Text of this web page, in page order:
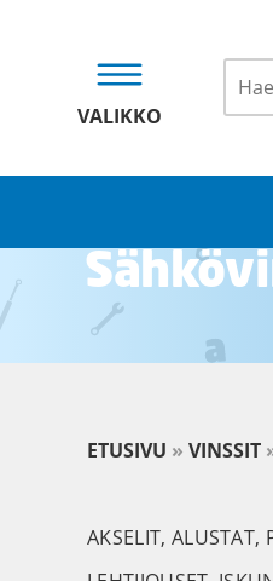
VALIKKO
ETUSIVU » VINSSIT
AKSELIT, ALUSTAT,